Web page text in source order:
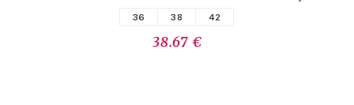
36 38 42
38.67 €